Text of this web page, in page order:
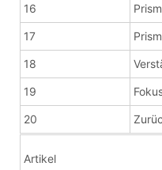
16
17
18
19
20
Artikel